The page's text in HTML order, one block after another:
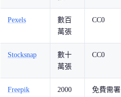
Pexels
數百
萬張
CC0
Stocksnap
數十
萬張
CC0
Freepik
2000
免費需署